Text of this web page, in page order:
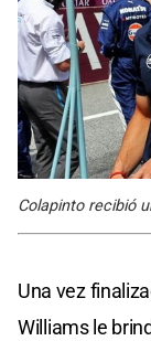
Colapinto recibió
Una vez
Williams le